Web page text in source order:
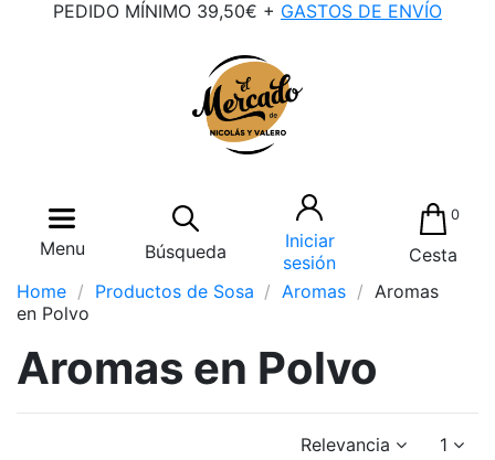
PEDIDO MÍNIMO 39,50€ + GASTOS DE ENVÍO
Menu Búsqueda
Iniciar
sesión
0
Cesta
Home
Productos de Sosa Aromas
Aromas
en Polvo
Aromas en Polvo
Relevancia 1